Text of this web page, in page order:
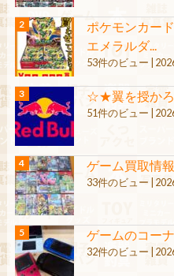
ポケモンカー
エメラルダ...
53件のビュー |
☆★翼を授か
51件のビュー |
ゲーム買取情報
33件のビュー |
ゲームのコー
32件のビュー |